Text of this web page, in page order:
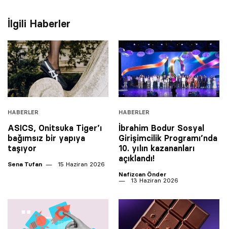
İlgili Haberler
HABERLER
ASICS, Onitsuka Tiger’ı
bağımsız bir yapıya
taşıyor
Sena Tufan 15 Haziran 2026
HABERLER
İbrahim Bodur Sosyal
Girişimcilik Programı’nda
10. yılın kazananları
açıklandı!
Nafizcan Önder
13 Haziran 2026